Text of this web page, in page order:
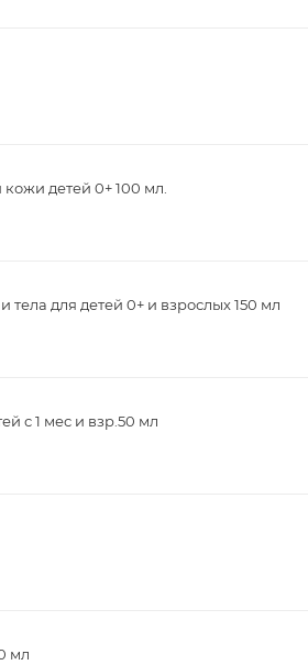
детей 0+ 100 мл.
для детей 0+ и взрослых 150 мл
с 1 мес и взр.50 мл
мл